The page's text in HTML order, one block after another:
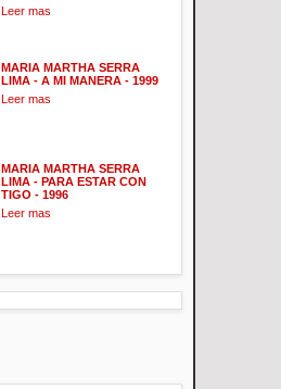
Leer mas
MARIA MARTHA SERRA
LIMA - A MI MANERA - 1999
Leer mas
MARIA MARTHA SERRA
LIMA - PARA ESTAR CON
TIGO - 1996
Leer mas